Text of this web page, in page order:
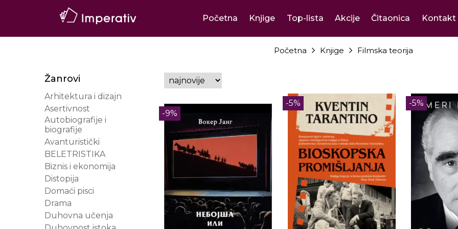
Početna Knjige Top-lista Akcije Čitaonica Kontakt
Početna Knjige Filmska teorija
Žanrovi
Arhitektura i dizajn
Asertivnost
Autobiografije i
biografije
Avanturistički
BELETRISTIKA
Biznis i ekonomija
Distopija
Domaći pisci
Drama
Duhovna učenja
-9%
-5% -5%